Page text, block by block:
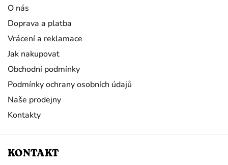
O nás
Doprava a platba
Vrácení a reklamace
Jak nakupovat
Obchodní podmínky
Podmínky ochrany osobních údajů
Naše prodejny
Kontakty
KONTAKT